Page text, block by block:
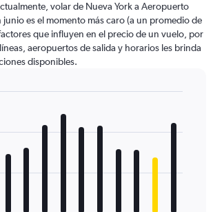
volar de Nueva York a Aeropuerto
junio es el momento más caro (a un promedio de
que influyen en el precio de un vuelo, por
aeropuertos de salida y horarios les brinda
disponibles.